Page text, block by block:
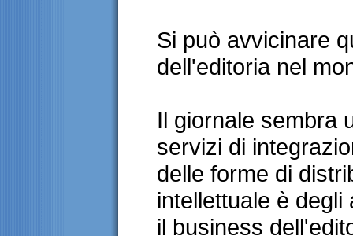
Si può avvicinare
dell'editoria nel
Il giornale sembra
servizi di
delle forme di
intellettuale è
il business